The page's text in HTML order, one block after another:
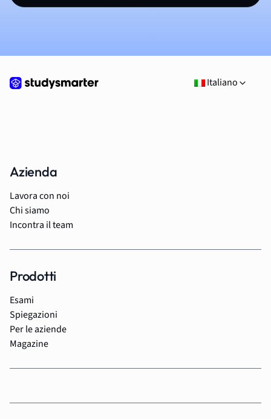
Italiano
Azienda
Lavora con noi
Chi siamo
Incontra il team
Prodotti
Esami
Spiegazioni
Per le aziende
Magazine